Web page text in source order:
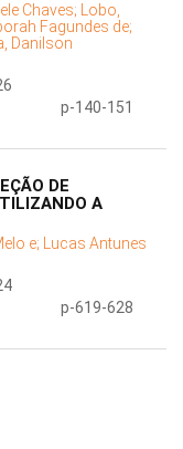
Chaves; Lobo,
Fagundes de;
Danilson
p-140-151
DE
A
e; Lucas Antunes
p-619-628